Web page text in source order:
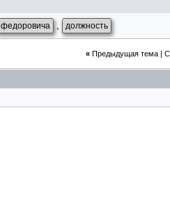
федоровича должность
« Предыдущая тема|